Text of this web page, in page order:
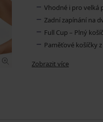
Vhodné i pro velká
Zadní zapínání na
Full Cup – Plný
Paměťové košíčky
Zobrazit více